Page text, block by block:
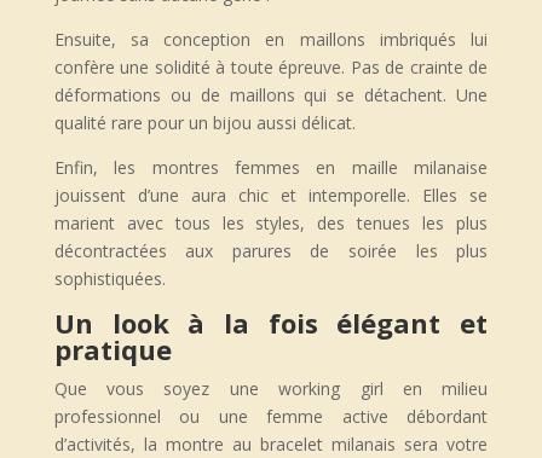
Ensuite, sa conception en maillons imbriqués lui
confère une solidité à toute épreuve. Pas de crainte de
déformations ou de maillons qui se détachent. Une
qualité rare pour un bijou aussi délicat.
Enfin, les montres femmes en maille milanaise
jouissent d’une aura chic et intemporelle. Elles se
marient avec tous les styles, des tenues les plus
décontractées aux parures de soirée les plus
sophistiquées.
Un look à la fois élégant et
pratique
Que vous soyez une working girl en milieu
professionnel ou une femme active débordant
d’activités, la montre au bracelet milanais sera votre